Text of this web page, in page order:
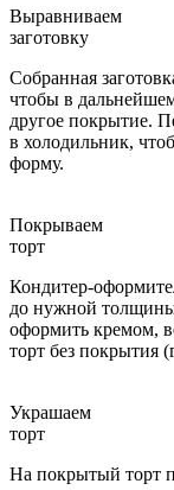
Выравниваем
заготовку
Собранная
чтобы в
другое покрытие.
в холодильник,
форму.
Покрываем
торт
Кондитер-
до нужной толщины
оформить кремом,
торт без покрытия
Украшаем
торт
На покрытый торт